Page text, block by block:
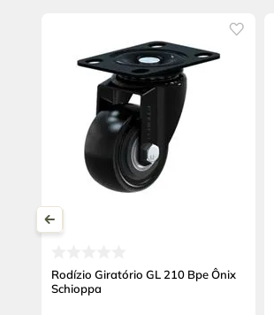
Rodízio Giratório GL 210 Bpe Ônix
Schioppa